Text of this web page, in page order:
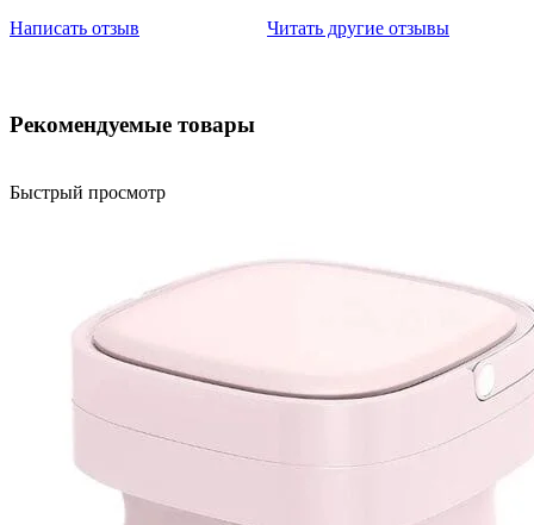
Написать отзыв
Читать другие отзывы
Рекомендуемые товары
Быстрый просмотр